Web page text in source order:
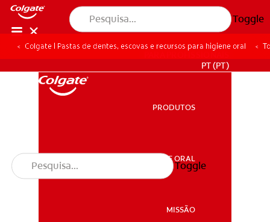
Toggle
SAÚDE ORAL
PT (PT)
PRODUTOS
SAÚDE ORAL
MISSÃO
Toggle
Colgate | Pastas de dentes, escovas e recursos para higiene oral